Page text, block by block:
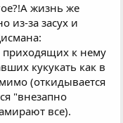
жизнь же
из-за засух и
приходящих к нему
кукукать как в
(откидывается
"внезапно
все).